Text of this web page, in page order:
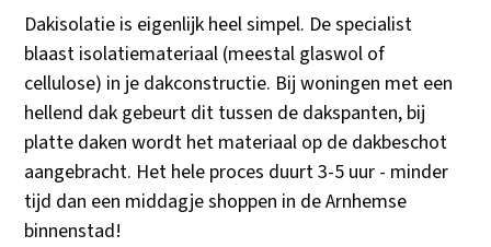
Dakisolatie is eigenlijk heel simpel. De specialist
blaast isolatiemateriaal (meestal glaswol of
cellulose) in je dakconstructie. Bij woningen met een
hellend dak gebeurt dit tussen de dakspanten, bij
platte daken wordt het materiaal op de dakbeschot
aangebracht. Het hele proces duurt 3-5 uur - minder
tijd dan een middagje shoppen in de Arnhemse
binnenstad!